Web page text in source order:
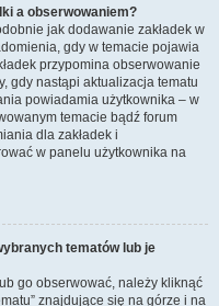
a obserwowaniem?
jak dodawanie zakładek w
gdy w temacie pojawia
przypomina obserwowanie
gdy nastąpi aktualizacja tematu
powiadamia użytkownika – w
temacie bądź forum
dla zakładek i
w panelu użytkownika na
tematów lub je
go obserwować, należy kliknąć
znajdujące się na górze i na